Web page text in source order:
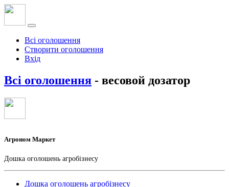
Всі оголошення
Створити оголошення
Вхід
Всі оголошення - весовой дозатор
Агроном Маркет
Дошка оголошень агробізнесу
Дошка оголошень агробізнесу